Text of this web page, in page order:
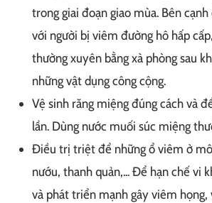
trong giai đoạn giao mùa. Bên
với người bị viêm đường hô hấp
thường xuyên bằng xà phòng sau
những vật dụng công cộng.
Vệ sinh răng miệng đúng cách và
lần. Dùng nước muối súc miệng
Điều trị triệt để những ổ viêm ở
nướu, thanh quản,... Để hạn chế vi
và phát triển mạnh gây viêm họng,